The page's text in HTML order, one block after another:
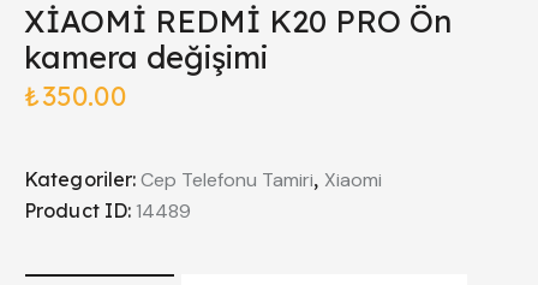
XİAOMİ REDMİ K20 PRO Ön
kamera değişimi
₺350.00
Kategoriler:Cep Telefonu Tamiri, Xiaomi
Product ID: 14489